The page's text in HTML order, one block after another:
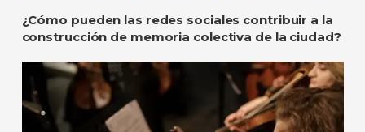
¿Cómo pueden las redes sociales contribuir a la
construcción de memoria colectiva de la ciudad?